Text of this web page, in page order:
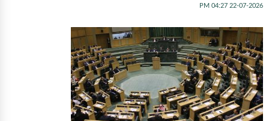
22-07-2026 04:27 PM